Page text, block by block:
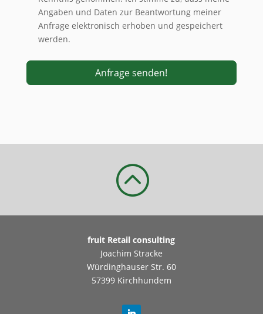
Angaben und Daten zur Beantwortung meiner
Anfrage elektronisch erhoben und gespeichert
werden.
Anfrage senden!
:
fruit Retail consulting
Joachim Stracke
Würdinghauser Str. 60
57399 Kirchhundem